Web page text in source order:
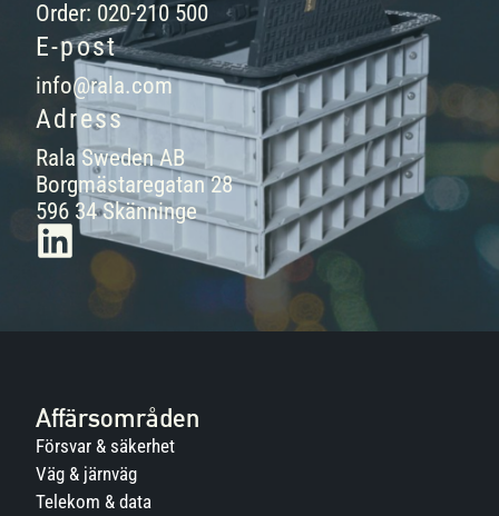
Order: 020-210 500
E-post
info@rala.com
Adress
Rala Sweden AB
Borgmästaregatan 28
596 34 Skänninge
Affärsområden
Försvar & säkerhet
Väg & järnväg
Telekom & data